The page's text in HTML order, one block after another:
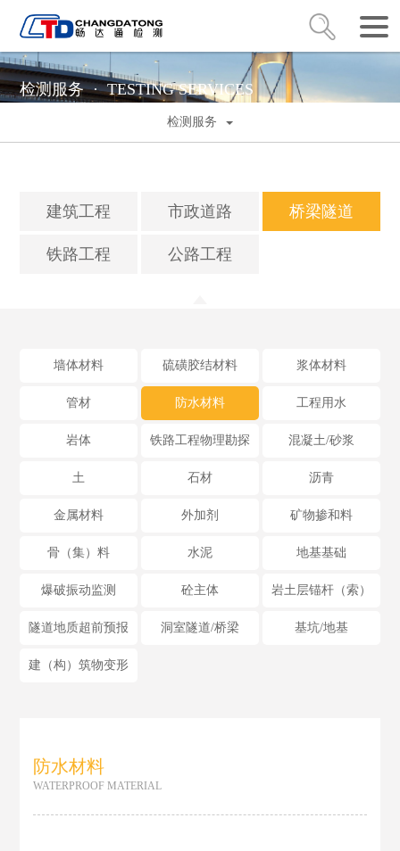
检测服务 ·TESTING SERVICES
检测服务
建筑工程 市政道路 桥梁隧道
铁路工程 公路工程
墙体材料 硫磺胶结材料 浆体材料
管材 防水材料 工程用水
岩体 铁路工程物理勘探 混凝土/砂浆
土 石材 沥青
金属材料 外加剂 矿物掺和料
骨（集）料 水泥 地基基础
爆破振动监测 砼主体 岩土层锚杆（索）
隧道地质超前预报 洞室隧道/桥梁 基坑/地基
建（构）筑物变形
防水材料
WATERPROOF MATERIAL